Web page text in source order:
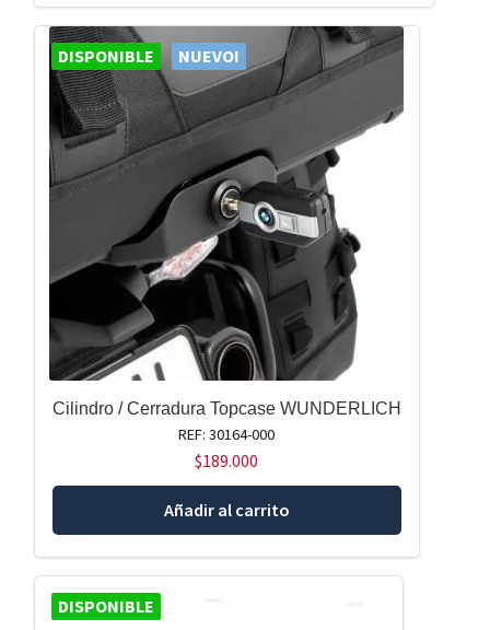
DISPONIBLE NUEVO!
Cilindro / Cerradura Topcase WUNDERLICH
REF: 30164-000
$189.000
Añadir al carrito
DISPONIBLE